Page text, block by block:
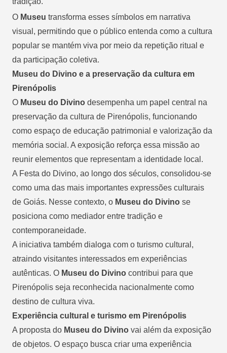
O Museu transforma esses símbolos em narrativa
visual, permitindo que o público entenda como a cultura
popular se mantém viva por meio da repetição ritual e
da participação coletiva.
Museu do Divino e a preservação da cultura em
Pirenópolis
O Museu do Divino desempenha um papel central na
preservação da cultura de Pirenópolis, funcionando
como espaço de educação patrimonial e valorização da
memória social. A exposição reforça essa missão ao
reunir elementos que representam a identidade local.
A Festa do Divino, ao longo dos séculos, consolidou-se
como uma das mais importantes expressões culturais
de Goiás. Nesse contexto, o Museu do Divino se
posiciona como mediador entre tradição e
contemporaneidade.
A iniciativa também dialoga com o turismo cultural,
atraindo visitantes interessados em experiências
autênticas. O Museu do Divino contribui para que
Pirenópolis seja reconhecida nacionalmente como
destino de cultura viva.
Experiência cultural e turismo em Pirenópolis
A proposta do Museu do Divino vai além da exposição
de objetos. O espaço busca criar uma experiência